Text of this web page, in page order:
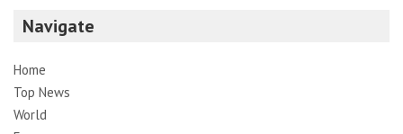
Navigate
Home
Top News
World